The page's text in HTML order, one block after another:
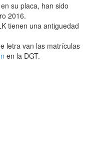
en su placa, han sido
2016.
tienen una antiguedad
letra van las matrículas
en la DGT.